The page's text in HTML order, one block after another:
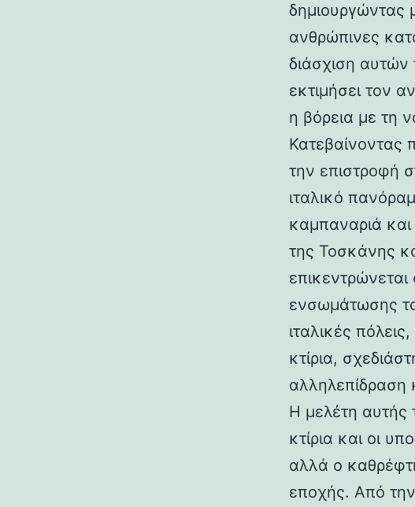
δημιουργώντας
ανθρώπινες
διάσχιση αυτών
εκτιμήσει τον
η βόρεια με τη
Κατεβαίνοντας
την επιστροφή
ιταλικό
καμπαναριά
της Τοσκάνης
ενσωμάτωσης
ιταλικές
κτίρια,
αλληλεπίδραση
Η μελέτη αυτής
κτίρια και οι
αλλά ο
εποχής. Από την